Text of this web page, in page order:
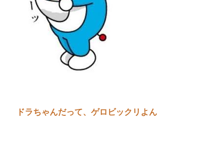
ドラちゃんだって、ゲロビックリよん